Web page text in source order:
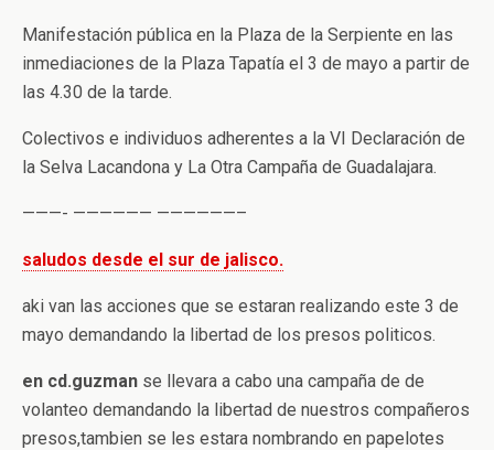
Manifestación pública en la Plaza de la Serpiente en las
inmediaciones de la Plaza Tapatía el 3 de mayo a partir de
las 4.30 de la tarde.
Colectivos e individuos adherentes a la VI Declaración de
la Selva Lacandona y La Otra Campaña de Guadalajara.
———- —————— ——————–
saludos desde el sur de jalisco.
aki van las acciones que se estaran realizando este 3 de
mayo demandando la libertad de los presos politicos.
en cd.guzman se llevara a cabo una campaña de de
volanteo demandando la libertad de nuestros compañeros
presos,tambien se les estara nombrando en papelotes